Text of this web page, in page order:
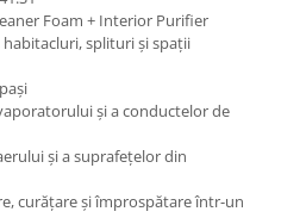
Foam + Interior Purifier
splituri și spații
și a conductelor de
și a suprafețelor din
curățare și împrospătare într-un